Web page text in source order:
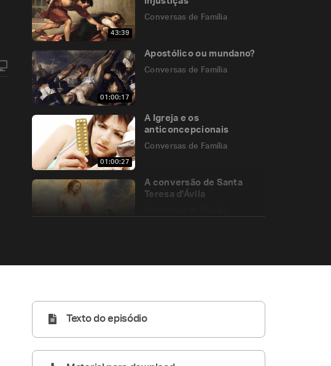
43:39
Conversas de Família
01:00:17
Apostólico ou mundano?
Conversas de Família
01:00:27
A Igreja e os
anticoncepcionais
Conversas de Família
A conversão de Santa
Teresa d'Ávila
Texto do episódio